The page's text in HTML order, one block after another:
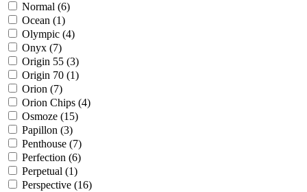
Normal (6)
Ocean (1)
Olympic (4)
Onyx (7)
Origin 55 (3)
Origin 70 (1)
Orion (7)
Orion Chips (4)
Osmoze (15)
Papillon (3)
Penthouse (7)
Perfection (6)
Perpetual (1)
Perspective (16)